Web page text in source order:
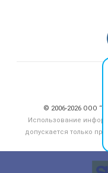
© 2006‑2026 ООО
Использование
допускается только